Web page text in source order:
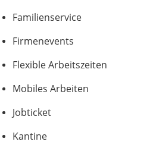
Familienservice
Firmenevents
Flexible Arbeitszeiten
Mobiles Arbeiten
Jobticket
Kantine